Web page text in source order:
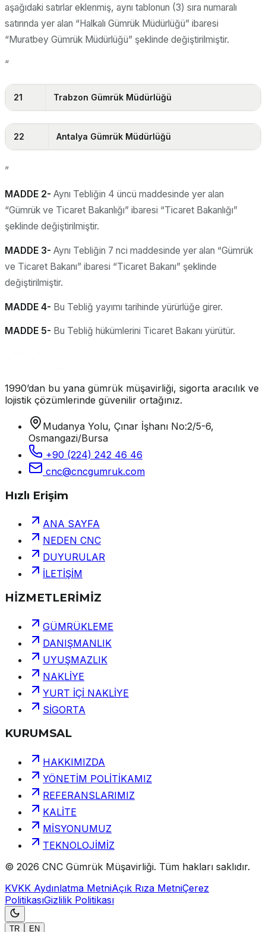
aşağıdaki satırlar eklenmiş, aynı tablonun (3) sıra numaralı
satırında yer alan “Halkalı Gümrük Müdürlüğü” ibaresi
“Muratbey Gümrük Müdürlüğü” şeklinde değiştirilmiştir.
“
21 Trabzon Gümrük Müdürlüğü
22 Antalya Gümrük Müdürlüğü
”
MADDE 2- Aynı Tebliğin 4 üncü maddesinde yer alan
“Gümrük ve Ticaret Bakanlığı” ibaresi “Ticaret Bakanlığı”
şeklinde değiştirilmiştir.
MADDE 3- Aynı Tebliğin 7 nci maddesinde yer alan “Gümrük
ve Ticaret Bakanı” ibaresi “Ticaret Bakanı” şeklinde
değiştirilmiştir.
MADDE 4- Bu Tebliğ yayımı tarihinde yürürlüğe girer.
MADDE 5- Bu Tebliğ hükümlerini Ticaret Bakanı yürütür.
1990’dan bu yana gümrük müşavirliği, sigorta aracılık ve
lojistik çözümlerinde güvenilir ortağınız.
Mudanya Yolu, Çınar İşhanı No:2/5-6,
Osmangazi/Bursa
+90 (224) 242 46 46
cnc@cncgumruk.com
Hızlı Erişim
ANA SAYFA
NEDEN CNC
DUYURULAR
İLETİŞİM
HİZMETLERİMİZ
GÜMRÜKLEME
DANIŞMANLIK
UYUŞMAZLIK
NAKLİYE
YURT İÇİ NAKLİYE
SİGORTA
KURUMSAL
HAKKIMIZDA
YÖNETİM POLİTİKAMIZ
REFERANSLARIMIZ
KALİTE
MİSYONUMUZ
TEKNOLOJİMİZ
© 2026 CNC Gümrük Müşavirliği. Tüm hakları saklıdır.
KVKK Aydınlatma MetniAçık Rıza MetniÇerez
PolitikasıGizlilik Politikası
TR EN